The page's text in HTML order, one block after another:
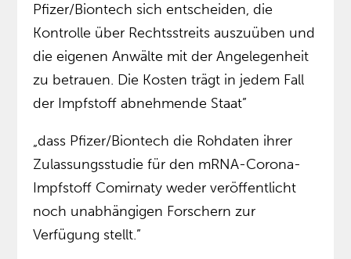
Pfizer/Biontech sich entscheiden, die
Kontrolle über Rechtsstreits auszuüben und
die eigenen Anwälte mit der Angelegenheit
zu betrauen. Die Kosten trägt in jedem Fall
der Impfstoff abnehmende Staat”
„dass Pfizer/Biontech die Rohdaten ihrer
Zulassungsstudie für den mRNA-Corona-
Impfstoff Comirnaty weder veröffentlicht
noch unabhängigen Forschern zur
Verfügung stellt.”